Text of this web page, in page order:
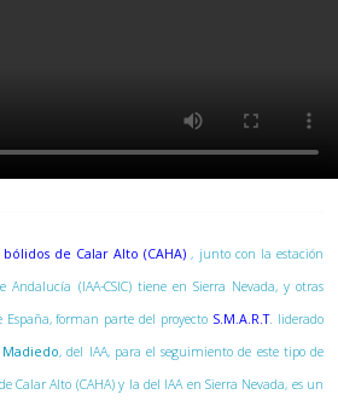
de Calar Alto (CAHA) , junto con la estación
(IAA-CSIC) tiene en Sierra Nevada, y otras
forman parte del proyecto S.M.A.R.T. liderado
Madiedo, del IAA, para el seguimiento de este tipo de
Calar Alto (CAHA) y la del IAA en Sierra Nevada, es un